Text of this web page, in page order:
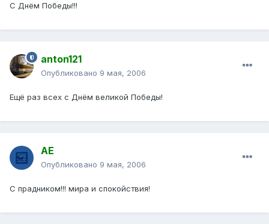
С Днём Победы!!!
anton121
Опубликовано 9 мая, 2006
Ещё раз всех с Днём великой Победы!
АЕ
Опубликовано 9 мая, 2006
С прадником!!! мира и спокойствия!